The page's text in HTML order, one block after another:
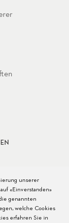
unserer
«Einverstanden»
genannten
welche Cookies
erfahren Sie in